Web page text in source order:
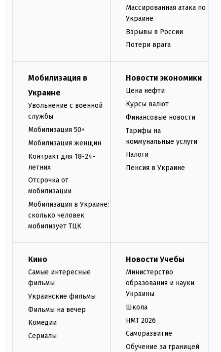
Массированная атака по
Украине
Взрывы в России
Потери врага
Мобилизация в
Украине
Увольнение с военной
службы
Мобилизация 50+
Мобилизация женщин
Контракт для 18-24-
летних
Отсрочка от
мобилизации
Мобилизация в Украине:
сколько человек
мобилизует ТЦК
Новости экономики
Цена нефти
Курсы валют
Финансовые новости
Тарифы на
коммунальные услуги
Налоги
Пенсия в Украине
Кино
Самые интересные
фильмы
Украинские фильмы
Фильмы на вечер
Комедии
Сериалы
Новости Учебы
Министерство
образования и науки
Украины
Школа
НМТ 2026
Саморазвитие
Обучение за границей